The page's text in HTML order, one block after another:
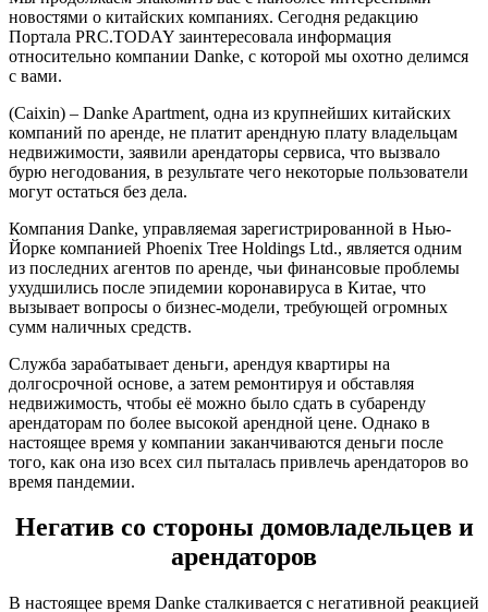
новостями о китайских компаниях. Сегодня редакцию
Портала PRC.TODAY заинтересовала информация
относительно компании Danke, с которой мы охотно делимся
с вами.
(Caixin) – Danke Apartment, одна из крупнейших китайских
компаний по аренде, не платит арендную плату владельцам
недвижимости, заявили арендаторы сервиса, что вызвало
бурю негодования, в результате чего некоторые пользователи
могут остаться без дела.
Компания Danke, управляемая зарегистрированной в Нью-
Йорке компанией Phoenix Tree Holdings Ltd., является одним
из последних агентов по аренде, чьи финансовые проблемы
ухудшились после эпидемии коронавируса в Китае, что
вызывает вопросы о бизнес-модели, требующей огромных
сумм наличных средств.
Служба зарабатывает деньги, арендуя квартиры на
долгосрочной основе, а затем ремонтируя и обставляя
недвижимость, чтобы её можно было сдать в субаренду
арендаторам по более высокой арендной цене. Однако в
настоящее время у компании заканчиваются деньги после
того, как она изо всех сил пыталась привлечь арендаторов во
время пандемии.
Негатив со стороны домовладельцев и
арендаторов
В настоящее время Danke сталкивается с негативной реакцией